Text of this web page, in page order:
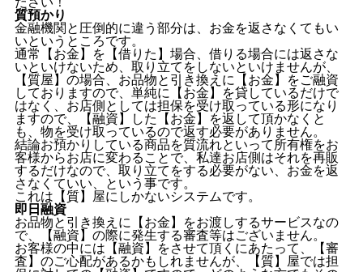
質預かり
金融機関と圧倒的に違う部分は、お金を返さなくてもい
いというところです。
通常【お金】を【借りた】場合、借りる場合には返さな
いといけないため、取り立てをしないといけませんが、
【質屋】の場合、お品物と引き換えに【お金】をご融資
しておりますので、単純に【お金】を貸しているだけで
はなく、お店側としては担保を受け取っている形になり
ますので、【融資】した【お金】を返して頂かなくと
も、物を受け取っているので返す必要がありません。
結論お預かりしている商品を質流れといって所有権をお
客様からお店に変わることで、私達お店側はそれを再販
するだけなので、取り立てをする必要がない、お金を返
さなくていい、という事です。
これは【質】屋にしかないシステムです。
即日融資
お品物と引き換えに【お金】をお渡しするサービスなの
で、【融資】の際に発生する審査等はございません。
お客様の中には【融資】をさせて頂くにあたって、【審
査】のご心配があるかもしれませんが、【質】屋では担